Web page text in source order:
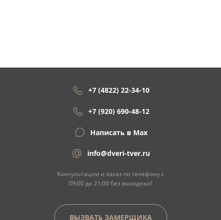
+7 (4822) 22-34-10
+7 (920) 690-48-12
Написать в Max
info@dveri-tver.ru
Консультации и заказ по телефону с
09:00 до 21:00 без выходных!
ВЫЗВАТЬ ЗАМЕРЩИКА